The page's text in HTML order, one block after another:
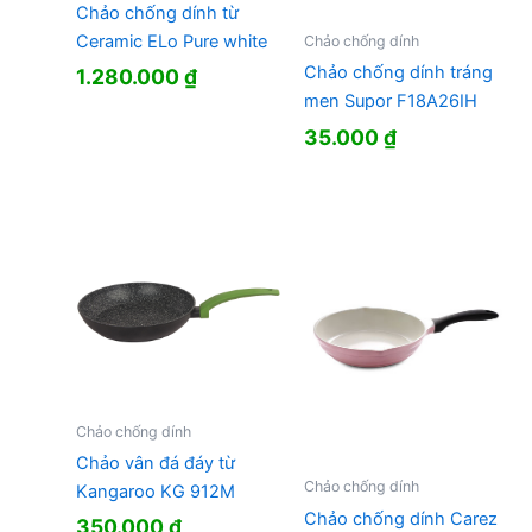
Chảo chống dính từ
Ceramic ELo Pure white
1.280.000₫
Chảo chống dính
Chảo chống dính tráng
men Supor F18A26IH
35.000₫
Chảo chống dính
Chảo vân đá đáy từ
Kangaroo KG 912M
350.000₫
Chảo chống dính
Chảo chống dính Carez